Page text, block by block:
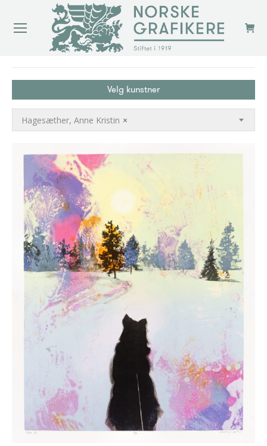
Velg kunstner
×
Hagesæther, Anne Kristin